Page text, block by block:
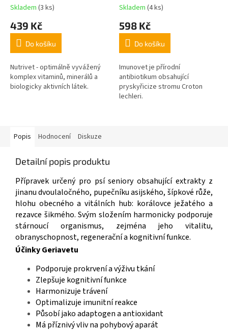
Skladem (3 ks)
439 Kč
Do košíku
Nutrivet - optimálně vyvážený
komplex vitaminů, minerálů a
biologicky aktivních látek.
Skladem (4 ks)
598 Kč
Do košíku
Imunovet je přírodní
antibiotikum obsahující
pryskyřicize stromu Croton
lechleri.
Popis Hodnocení Diskuze
Detailní popis produktu
Přípravek určený pro psí seniory obsahující extrakty z
jinanu dvoulaločného, pupečníku asijského, šípkové růže,
hlohu obecného a vitálních hub: korálovce ježatého a
rezavce šikmého. Svým složením harmonicky podporuje
stárnoucí organismus, zejména jeho vitalitu,
obranyschopnost, regenerační a kognitivní funkce.
Účinky Geriavetu
Podporuje prokrvení a výživu tkání
Zlepšuje kognitivní funkce
Harmonizuje trávení
Optimalizuje imunitní reakce
Působí jako adaptogen a antioxidant
Má příznivý vliv na pohybový aparát